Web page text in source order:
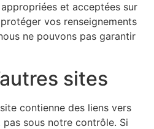
et acceptées sur
vos renseignements
ne pouvons pas garantir
sites
contienne des liens vers
pas sous notre contrôle. Si